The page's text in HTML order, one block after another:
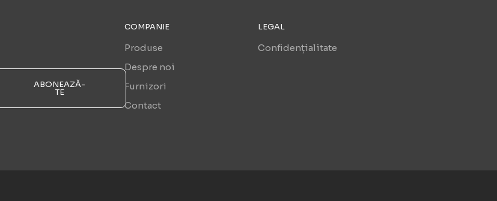
ABONEAZĂ-
TE
COMPANIE
Produse
Despre noi
Furnizori
Contact
LEGAL
Confidențialitate